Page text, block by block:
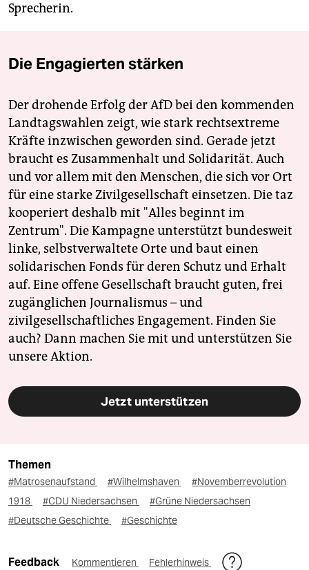
Sprecherin.
Die Engagierten stärken
Der drohende Erfolg der AfD bei den kommenden
Landtagswahlen zeigt, wie stark rechtsextreme
Kräfte inzwischen geworden sind. Gerade jetzt
braucht es Zusammenhalt und Solidarität. Auch
und vor allem mit den Menschen, die sich vor Ort
für eine starke Zivilgesellschaft einsetzen. Die taz
kooperiert deshalb mit "Alles beginnt im
Zentrum". Die Kampagne unterstützt bundesweit
linke, selbstverwaltete Orte und baut einen
solidarischen Fonds für deren Schutz und Erhalt
auf. Eine offene Gesellschaft braucht guten, frei
zugänglichen Journalismus – und
zivilgesellschaftliches Engagement. Finden Sie
auch? Dann machen Sie mit und unterstützen Sie
unsere Aktion.
Jetzt unterstützen
Themen
#Matrosenaufstand #Wilhelmshaven
#Novemberrevolution
1918
#CDU Niedersachsen
#Grüne Niedersachsen
#Deutsche Geschichte
#Geschichte
Feedback Kommentieren Fehlerhinweis